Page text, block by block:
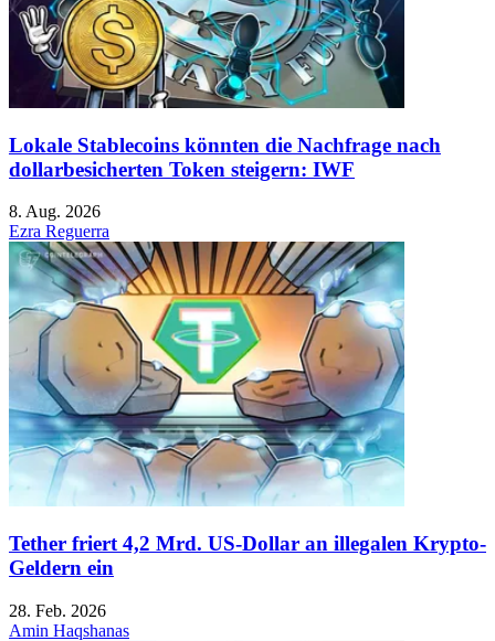
Lokale Stablecoins könnten die Nachfrage nach
dollarbesicherten Token steigern: IWF
8. Aug. 2026
Ezra Reguerra
Tether friert 4,2 Mrd. US-Dollar an illegalen Krypto-
Geldern ein
28. Feb. 2026
Amin Haqshanas